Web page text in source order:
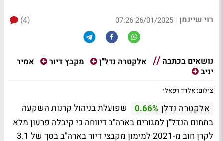
רוי שיינמן |
26/01/2025 07:26
(4)
נושאים בכתבה אלקטרה נדל"ן מקבץ דיור
אמיר
יניב
צילום: אלדד רפאלי
אלקטרה נדלן 0.66%
שפועלת בניהול קרנות השקעה
בתחום הנדל"ן למגורים בארה"ב דיווחה כי קיבלה פרעון מלא
לקרן חוב מ-2021 למימון מקבצי דיור בארה"ב בסך של 3.1